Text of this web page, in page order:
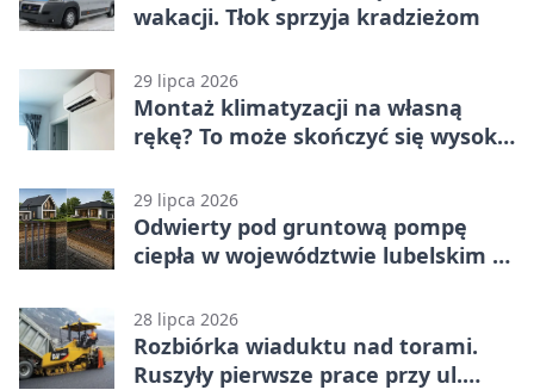
wakacji. Tłok sprzyja kradzieżom
29 lipca 2026
Montaż klimatyzacji na własną
rękę? To może skończyć się wysoką
29 lipca 2026
Odwierty pod gruntową pompę
ciepła w województwie lubelskim -
28 lipca 2026
Rozbiórka wiaduktu nad torami.
Ruszyły pierwsze prace przy ul.